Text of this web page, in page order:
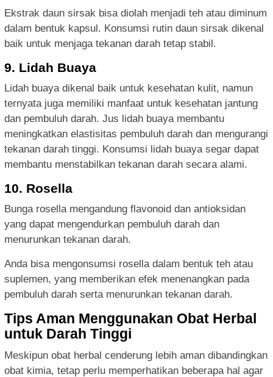
Ekstrak daun sirsak bisa diolah menjadi teh atau diminum
dalam bentuk kapsul. Konsumsi rutin daun sirsak dikenal
baik untuk menjaga tekanan darah tetap stabil.
9. Lidah Buaya
Lidah buaya dikenal baik untuk kesehatan kulit, namun
ternyata juga memiliki manfaat untuk kesehatan jantung
dan pembuluh darah. Jus lidah buaya membantu
meningkatkan elastisitas pembuluh darah dan mengurangi
tekanan darah tinggi. Konsumsi lidah buaya segar dapat
membantu menstabilkan tekanan darah secara alami.
10. Rosella
Bunga rosella mengandung flavonoid dan antioksidan
yang dapat mengendurkan pembuluh darah dan
menurunkan tekanan darah.
Anda bisa mengonsumsi rosella dalam bentuk teh atau
suplemen, yang memberikan efek menenangkan pada
pembuluh darah serta menurunkan tekanan darah.
Tips Aman Menggunakan Obat Herbal
untuk Darah Tinggi
Meskipun obat herbal cenderung lebih aman dibandingkan
obat kimia, tetap perlu memperhatikan beberapa hal agar